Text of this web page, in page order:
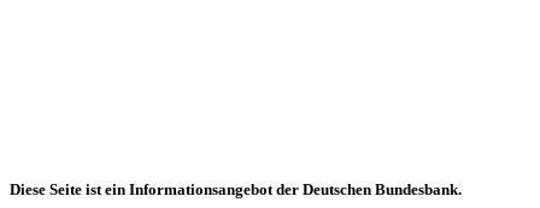
Diese Seite ist ein Informationsangebot der Deutschen Bundesbank.